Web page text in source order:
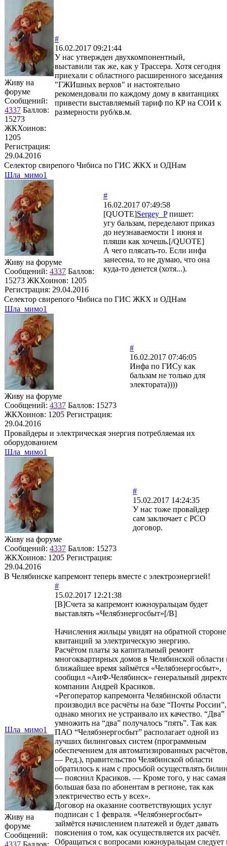
Живу на
форуме
Сообщений:
4337 Баллов:
15273
ЖКХоинов:
1205
Регистрация:
29.04.2016
#
16.02.2017 09:21:44
У нас утвержден двухкомпонентный,
выставили так же, как у Трассера. Хотя сегодня
приехали с областного расширенного заседания
"ГЖИшных верхов" и настоятельно
рекомендовали по каждому дому в квитанциях
привести выставляемый тариф по КР на СОИ к
размерности руб/кв.м.
Селектор свирепого Чибиса по ГИС ЖКХ и ОДНам
Шла_мимо1
Живу на форуме
Сообщений: 4337 Баллов:
15273 ЖКХоинов: 1205
Регистрация: 29.04.2016
#
16.02.2017 07:49:58
[QUOTE]Sergey_Pпишет:
угу бальзам, переделают приказ
до неузнаваемости 1 июня и
пляши как хочешь.[/QUOTE]
А чего плясать-то. Если инфа
занесена, то не думаю, что она
куда-то денется (хотя...).
Селектор свирепого Чибиса по ГИС ЖКХ и ОДНам
Шла_мимо1
Живу на форуме
Сообщений: 4337 Баллов: 15273
ЖКХоинов: 1205 Регистрация:
29.04.2016
#
16.02.2017 07:46:05
Инфа по ГИСу как
бальзам не только для
электората))))
Провайдеры и электрическая энергия потребляемая их
оборудованием
Шла_мимо1
Живу на форуме
Сообщений: 4337 Баллов: 15273
ЖКХоинов: 1205 Регистрация:
29.04.2016
#
15.02.2017 14:24:35
У нас тоже провайдер
сам заключает с РСО
договор.
В Челябинске капремонт теперь вместе с электроэнергией!
Шла_мимо1
Живу на
форуме
Сообщений:
4337 Баллов:
#
15.02.2017 12:21:38
[B]Счета за капремонт южноуральцам будет
выставлять «Челябэнергосбыт»[/B]
Начисления жильцы увидят на обратной стороне
квитанций за электрическую энергию.
Расчётом платы за капитальный ремонт
многоквартирных домов в Челябинской области
ближайшее время займётся «Челябэнергосбыт»,
сообщил «АиФ-Челябинск» генеральный
компании Андрей Красиков.
«Регоператор капремонта Челябинской области
производил все расчёты на базе “Почты России”,
однако многих не устраивало их качество. “Два”
умножить на “два” получалось “пять”. Так как
ПАО “Челябэнергосбыт” располагает одной из
лучших билинговых систем (программным
обеспечением для автоматизированных расчётов,
— Ред.), правительство Челябинской области
обратилось к нам с просьбой осуществлять
— пояснил Красиков. — Кроме того, у нас самая
большая база по абонентам в регионе, так как
электричество есть у всех».
Договор на оказание соответствующих услуг
подписан с 1 февраля. «Челябэнергосбыт»
займётся начислением платежей и будет давать
пояснения о том, как осуществляется их расчёт.
Обращаться с вопросами южноуральцам следует